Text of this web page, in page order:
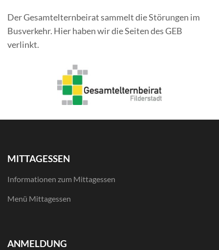
Der Gesamtelternbeirat sammelt die Störungen im
Busverkehr. Hier haben wir die Seiten des GEB
verlinkt.
MITTAGESSEN
Informationen zum Mittagessen
Menü Mittagessen
ANMELDUNG